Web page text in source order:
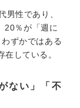
男性であり、
20％が「週に
ずかではある
している。
ない」「不